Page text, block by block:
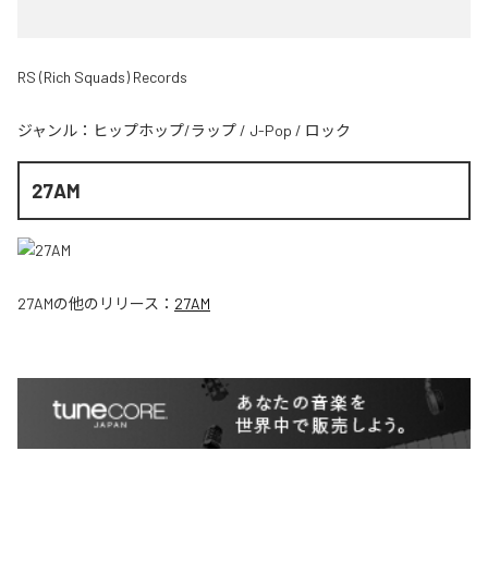
RS (Rich Squads) Records
ジャンル： ヒップホップ/ラップ / J-Pop / ロック
27AM
27AMの他のリリース： 27AM